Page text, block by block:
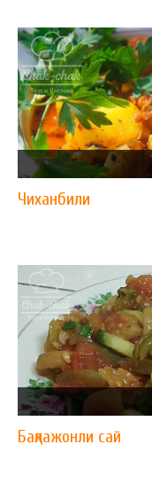
Чиханбили
Бақлажонли сай